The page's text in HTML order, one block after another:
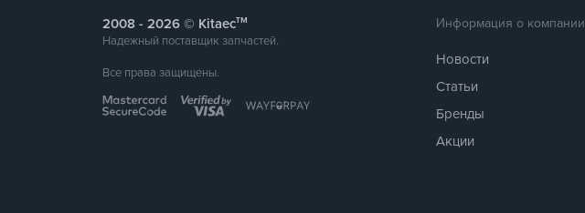
Информация о компании
Новости
Статьи
Бренды
Акции
2008 - © Kitaecтм
Надежный поставщик запчастей.
Все права защищены.